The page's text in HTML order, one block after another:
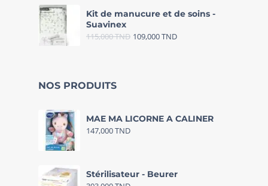
Kit de manucure et de soins -
Suavinex
115,000TND 109,000TND
NOS PRODUITS
MAE MA LICORNE A CALINER
147,000TND
Stérilisateur - Beurer